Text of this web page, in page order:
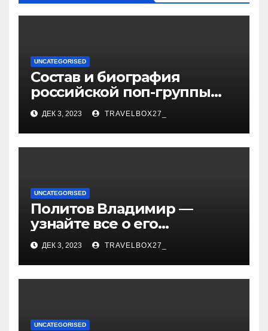
UNCATEGORISED
Состав и биография
российской поп-группы
«Иванушки интернешнл»
— история успеха, музыка
и судьбы участников
ДЕК 3, 2023 TRAVELBOX27_
UNCATEGORISED
Политов Владимир —
узнайте все о его
биографии, возрасте и
впечатляющих
достижениях!
ДЕК 3, 2023 TRAVELBOX27_
UNCATEGORISED